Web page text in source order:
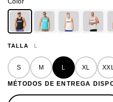
TALLA L
S M L XL
MÉTODOS DE ENTREGA